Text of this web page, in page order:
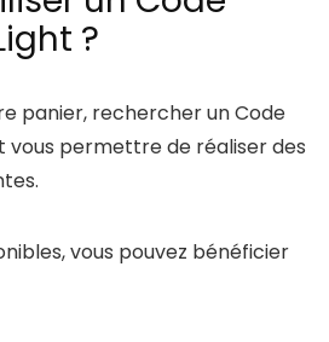
?
panier, rechercher unCode
vous permettre de réaliser des
vous pouvez bénéficier